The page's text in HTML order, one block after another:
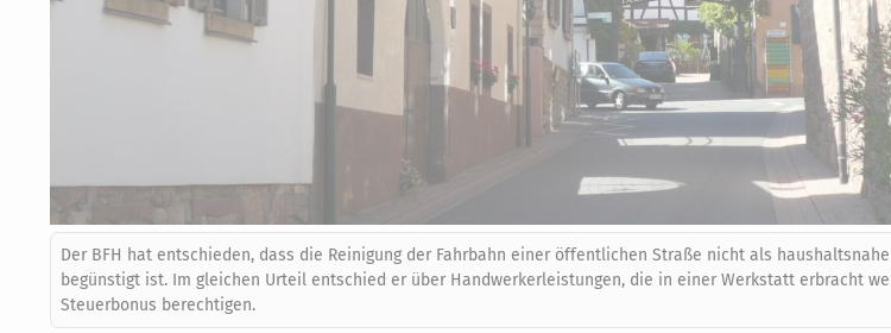
Der BFH hat entschieden, dass die Reinigung der Fahrbahn einer öffentlichen Straße nicht als
begünstigt ist. Im gleichen Urteil entschied er über Handwerkerleistungen, die in einer Werkstatt erbracht
Steuerbonus berechtigen.